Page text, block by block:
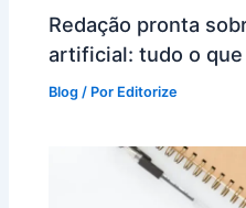
Redação pronta
artificial: tudo o
Blog / Por Editorize